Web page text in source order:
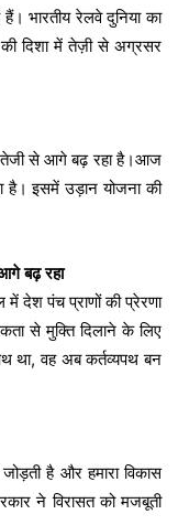
भारतीय रेलवे दुनिया का
दिशा में तेज़ी से अग्रसर
तेजी से आगे बढ़ रहा है।आज
है। इसमें उड़ान योजना की
बढ़ रहा
में देश पंच प्राणों की प्रेरणा
से मुक्ति दिलाने के लिए
था, वह अब कर्तव्यपथ बन
है और हमारा विकास
ने विरासत को मजबूती